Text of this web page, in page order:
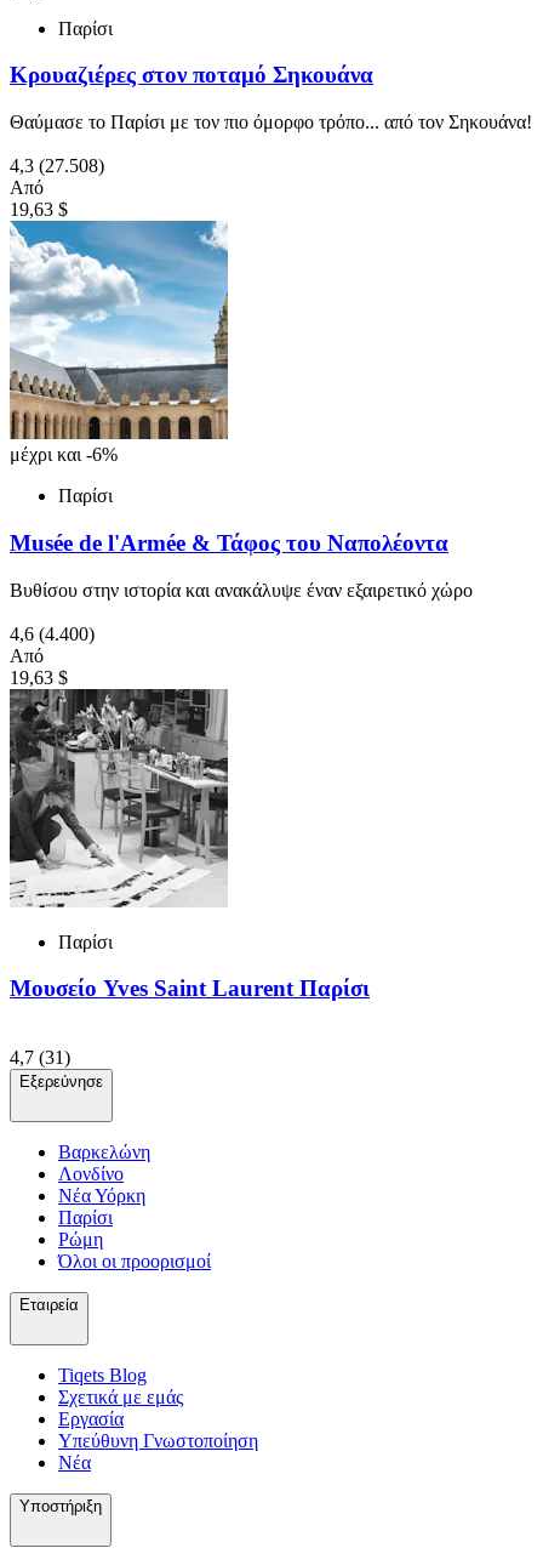
Παρίσι
Κρουαζιέρες στον ποταμό Σηκουάνα
Θαύμασε το Παρίσι με τον πιο όμορφο τρόπο... από τον Σηκουάνα!
4,3 (27.508)
Από
19,63 $
μέχρι και -6%
Παρίσι
Musée de l'Armée & Τάφος του Ναπολέοντα
Βυθίσου στην ιστορία και ανακάλυψε έναν εξαιρετικό χώρο
4,6 (4.400)
Από
19,63 $
Παρίσι
Μουσείο Yves Saint Laurent Παρίσι
4,7 (31)
Εξερεύνησε
Βαρκελώνη
Λονδίνο
Νέα Υόρκη
Παρίσι
Ρώμη
Όλοι οι προορισμοί
Εταιρεία
Tiqets Βlog
Σχετικά με εμάς
Εργασία
Υπεύθυνη Γνωστοποίηση
Νέα
Υποστήριξη